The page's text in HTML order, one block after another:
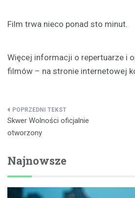
Film trwa nieco ponad sto minut.
Więcej informacji o repertuarze i
filmów – na stronie internetowej
Nawigacja
wpisu
Skwer Wolności oficjalnie
otworzony
Najnowsze